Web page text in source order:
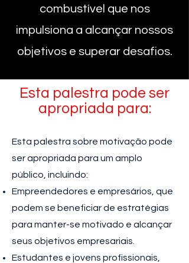
combustível que nos
impulsiona a alcançar nossos
objetivos e superar desafios.
Esta palestra pode ser
apropriada para:
Esta palestra sobre motivação pode
ser apropriada para um amplo
público, incluindo:
Empreendedores e empresários, que
podem se beneficiar de estratégias
para manter-se motivado e alcançar
seus objetivos empresariais.
Estudantes e jovens profissionais,